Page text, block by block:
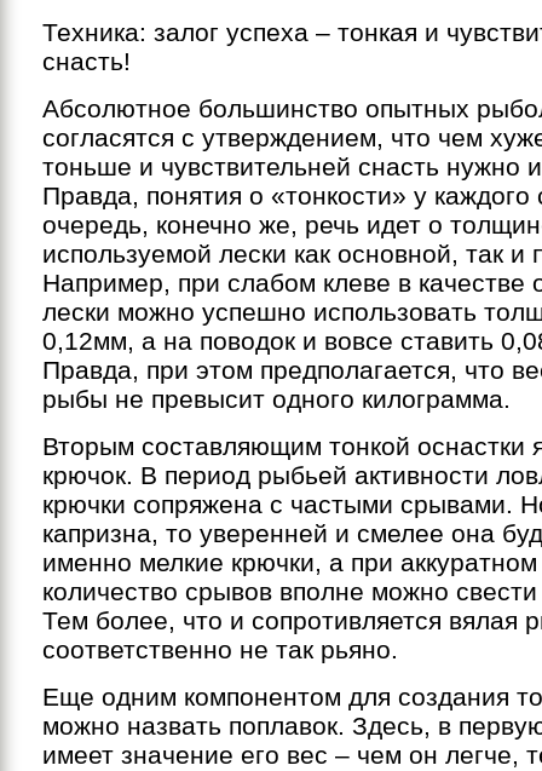
Техника: залог успеха – тонкая и
снасть!
Абсолютное большинство опытных
согласятся с утверждением, что чем
тоньше и чувствительней снасть нужно
Правда, понятия о «тонкости» у
очередь, конечно же, речь идет о
используемой лески как основной, так и
Например, при слабом клеве в качестве
лески можно успешно использовать
0,12мм, а на поводок и вовсе ставить
Правда, при этом предполагается, что
рыбы не превысит одного килограмма.
Вторым составляющим тонкой оснастки
крючок. В период рыбьей активности
крючки сопряжена с частыми срывами.
капризна, то уверенней и смелее она
именно мелкие крючки, а при
количество срывов вполне можно
Тем более, что и сопротивляется вялая
соответственно не так рьяно.
Еще одним компонентом для создания
можно назвать поплавок. Здесь, в
имеет значение его вес – чем он легче,